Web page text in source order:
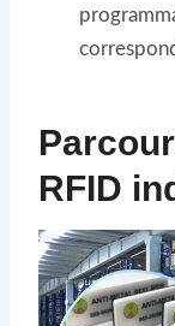
RFID